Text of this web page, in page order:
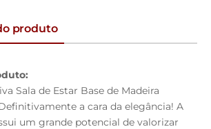
produto
Sala de Estar Base de Madeira
a cara da elegância! A
um grande potencial de valorizar